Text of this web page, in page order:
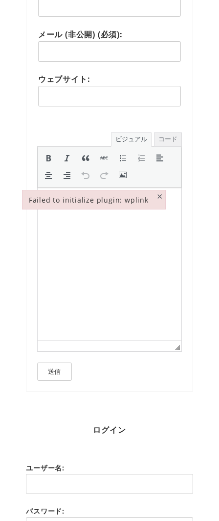
メール (非公開) (必須):
ウェブサイト:
ビジュアル コード
送信
ログイン
ユーザー名:
パスワード:
Failed to initialize plugin: wplink ×
Failed to initialize plugin: wplink